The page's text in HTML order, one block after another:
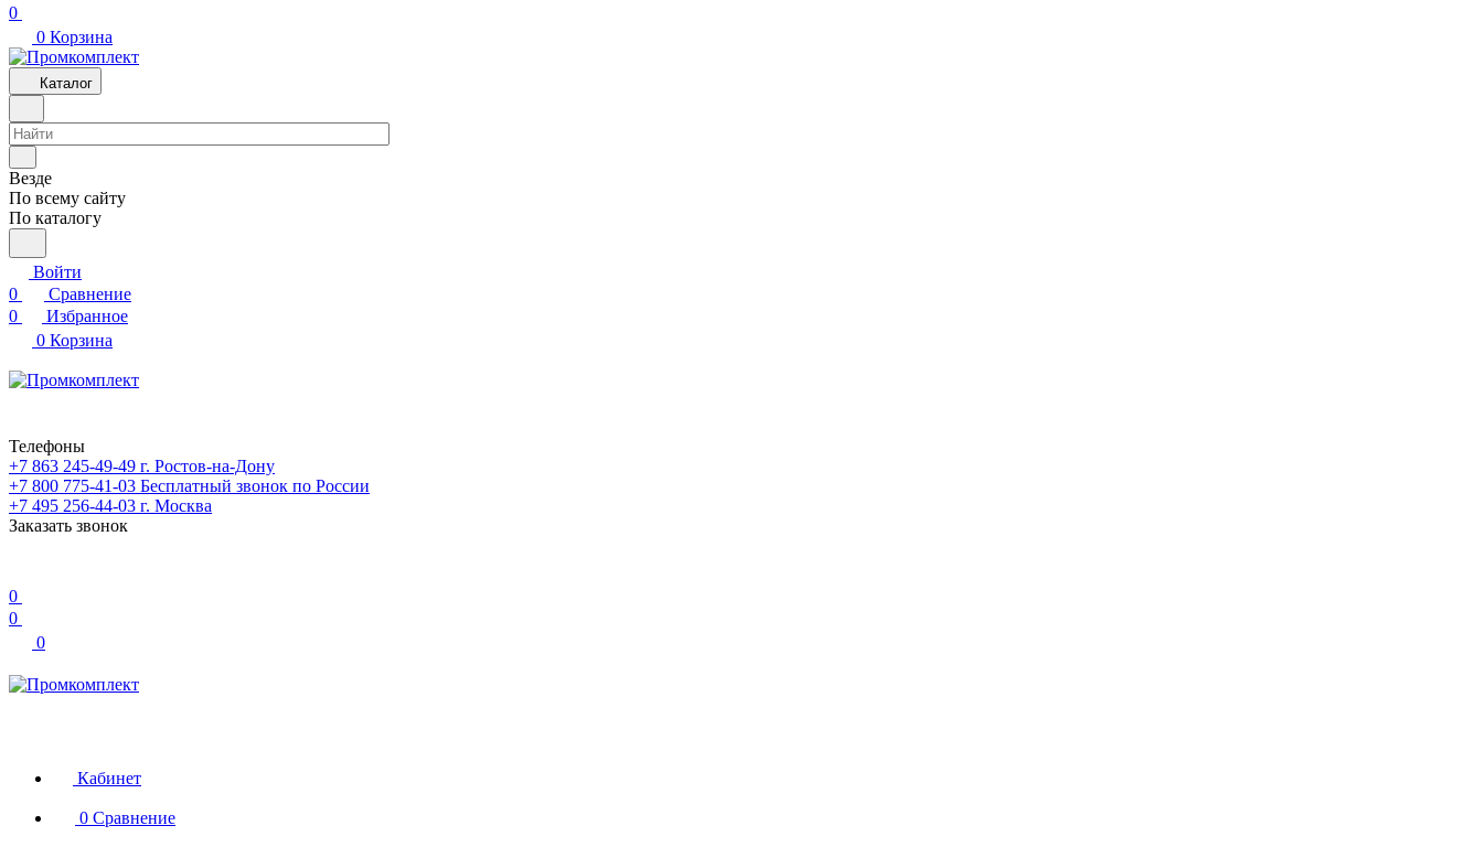
0
0 Корзина
Каталог
Везде
По всему сайту
По каталогу
Войти
0
Сравнение
0
Избранное
0 Корзина
Телефоны
+7 863 245-49-49 г. Ростов-на-Дону
+7 800 775-41-03 Бесплатный звонок по России
+7 495 256-44-03 г. Москва
Заказать звонок
0
0
0
Кабинет
0 Сравнение